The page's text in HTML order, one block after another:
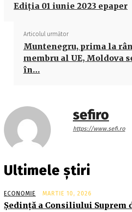
Ediţia 01 iunie 2023 epaper
Articolul următor
Muntenegru, prima la
membru al UE, Moldova
în…
sefiro
https://www.sefi.ro
Ultimele știri
ECONOMIE MARTIE 10, 2026
Şedinţă a Consiliului Suprem